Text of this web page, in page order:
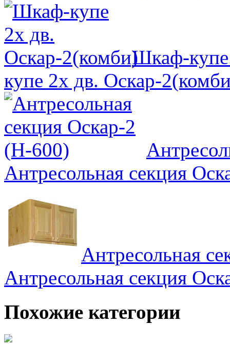
Шкаф-купе
купе 2х дв. Оскар-
Антресольная секция
Антресольная
Антресольная секция
Похожие категории